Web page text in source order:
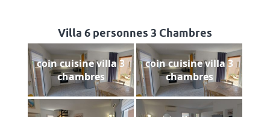
Villa 6 personnes 3 Chambres
coin cuisine villa 3
chambres
coin cuisine villa 3
chambres